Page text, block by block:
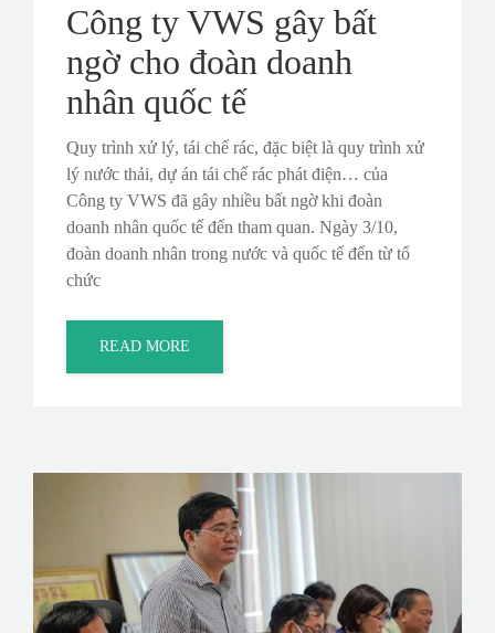
Công ty VWS gây bất
ngờ cho đoàn doanh
nhân quốc tế
Quy trình xử lý, tái chế rác, đặc biệt là quy trình xử
lý nước thải, dự án tái chế rác phát điện… của
Công ty VWS đã gây nhiều bất ngờ khi đoàn
doanh nhân quốc tế đến tham quan. Ngày 3/10,
đoàn doanh nhân trong nước và quốc tế đến từ tổ
chức
READ MORE